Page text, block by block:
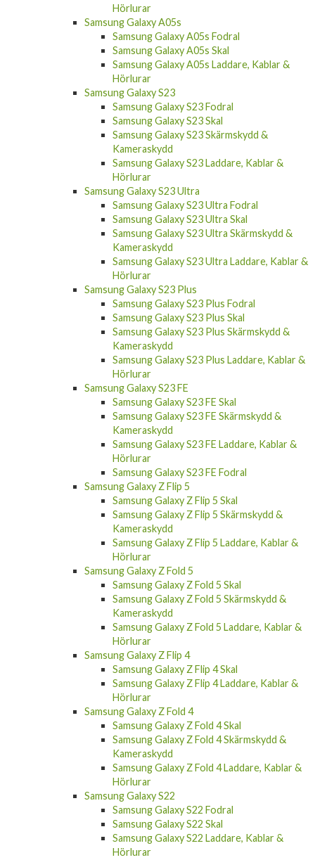
Samsung Galaxy A15 Skal
Samsung Galaxy A15 Skärmskydd &
Kameraskydd
Samsung Galaxy A15 Laddare, Kablar &
Hörlurar
Samsung Galaxy A05s
Samsung Galaxy A05s Fodral
Samsung Galaxy A05s Skal
Samsung Galaxy A05s Laddare, Kablar &
Hörlurar
Samsung Galaxy S23
Samsung Galaxy S23 Fodral
Samsung Galaxy S23 Skal
Samsung Galaxy S23 Skärmskydd &
Kameraskydd
Samsung Galaxy S23 Laddare, Kablar &
Hörlurar
Samsung Galaxy S23 Ultra
Samsung Galaxy S23 Ultra Fodral
Samsung Galaxy S23 Ultra Skal
Samsung Galaxy S23 Ultra Skärmskydd &
Kameraskydd
Samsung Galaxy S23 Ultra Laddare, Kablar &
Hörlurar
Samsung Galaxy S23 Plus
Samsung Galaxy S23 Plus Fodral
Samsung Galaxy S23 Plus Skal
Samsung Galaxy S23 Plus Skärmskydd &
Kameraskydd
Samsung Galaxy S23 Plus Laddare, Kablar &
Hörlurar
Samsung Galaxy S23 FE
Samsung Galaxy S23 FE Skal
Samsung Galaxy S23 FE Skärmskydd &
Kameraskydd
Samsung Galaxy S23 FE Laddare, Kablar &
Hörlurar
Samsung Galaxy S23 FE Fodral
Samsung Galaxy Z Flip 5
Samsung Galaxy Z Flip 5 Skal
Samsung Galaxy Z Flip 5 Skärmskydd &
Kameraskydd
Samsung Galaxy Z Flip 5 Laddare, Kablar &
Hörlurar
Samsung Galaxy Z Fold 5
Samsung Galaxy Z Fold 5 Skal
Samsung Galaxy Z Fold 5 Skärmskydd &
Kameraskydd
Samsung Galaxy Z Fold 5 Laddare, Kablar &
Hörlurar
Samsung Galaxy Z Flip 4
Samsung Galaxy Z Flip 4 Skal
Samsung Galaxy Z Flip 4 Laddare, Kablar &
Hörlurar
Samsung Galaxy Z Fold 4
Samsung Galaxy Z Fold 4 Skal
Samsung Galaxy Z Fold 4 Skärmskydd &
Kameraskydd
Samsung Galaxy Z Fold 4 Laddare, Kablar &
Hörlurar
Samsung Galaxy S22